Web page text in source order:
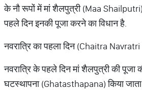
के नौ रूपों में मां शैलपुत्री (Maa
पहले दिन इनकी पूजा करने का विधान है.
नवरात्रि का पहला दिन (Chaitra
नवरात्रि के पहले दिन मां शैलपुत्री की पूजा
घटस्थापना (Ghatasthapana) किया